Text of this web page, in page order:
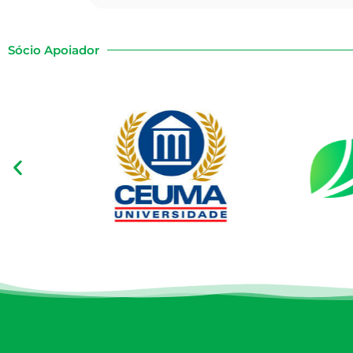
Sócio Apoiador